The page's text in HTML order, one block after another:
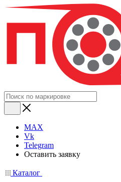
MAX
Vk
Telegram
Оставить заявку
Каталог